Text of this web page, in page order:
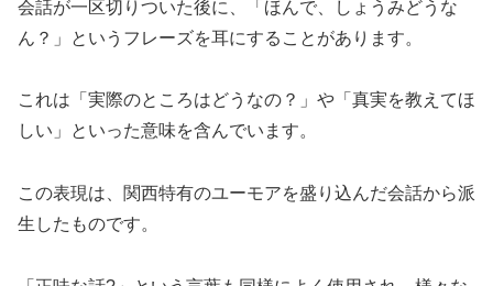
会話が一区切りついた後に、「ほんで、しょうみどうな
ん？」というフレーズを耳にすることがあります。
これは「実際のところはどうなの？」や「真実を教えてほ
しい」といった意味を含んでいます。
この表現は、関西特有のユーモアを盛り込んだ会話から派
生したものです。